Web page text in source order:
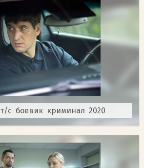
т/с боевик криминал 2020